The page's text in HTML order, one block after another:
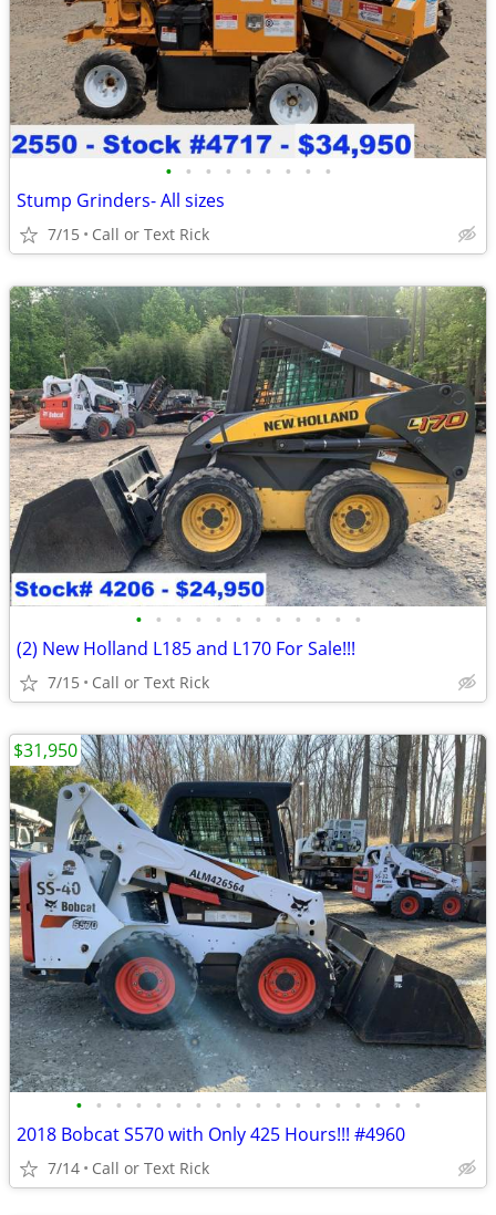
• • • • • • • • •
Stump Grinders- All sizes
7/15 Call or Text Rick
• • • • • • • • • • • •
(2) New Holland L185 and L170 For Sale!!!
7/15 Call or Text Rick
• • • • • • • • • • • • • • • • • •
2018 Bobcat S570 with Only 425 Hours!!! #4960
7/14 Call or Text Rick
$31,950